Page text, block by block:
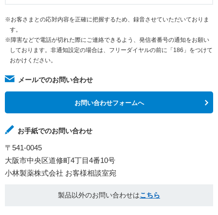
※お客さまとの応対内容を正確に把握するため、録音させていただいておりま
す。
※障害などで電話が切れた際にご連絡できるよう、発信者番号の通知をお願い
しております。非通知設定の場合は、フリーダイヤルの前に「186」をつけて
おかけください。
メールでのお問い合わせ
お問い合わせフォームへ
お手紙でのお問い合わせ
〒541-0045
大阪市中央区道修町4丁目4番10号
小林製薬株式会社 お客様相談室宛
製品以外のお問い合わせはこちら